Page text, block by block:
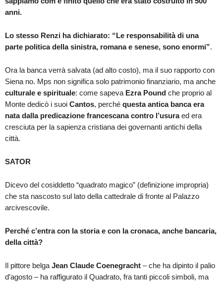
anni.
Lo stesso Renzi ha dichiarato: “Le responsabilità di una
parte politica della sinistra, romana e senese, sono enormi”.
Ora la banca verrà salvata (ad alto costo), ma il suo rapporto con
Siena no. Mps non significa solo patrimonio finanziario, ma anche
culturale e spirituale: come sapeva Ezra Pound che proprio al
Monte dedicò i suoi Cantos, perché questa antica banca era
nata dalla predicazione francescana contro l’usuraed era
cresciuta per la sapienza cristiana dei governanti antichi della
città.
SATOR
Dicevo del cosiddetto “quadrato magico” (definizione impropria)
che sta nascosto sul lato della cattedrale di fronte al Palazzo
arcivescovile.
Perché c’entra con la storia e con la cronaca, anche bancaria,
della città?
Il pittore belga Jean Claude Coenegracht – che ha dipinto il palio
d’agosto – ha raffigurato il Quadrato, fra tanti piccoli simboli, ma